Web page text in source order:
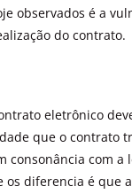
observados é a
do contrato.
eletrônico
que o contrato
consonância com a
os diferencia é que